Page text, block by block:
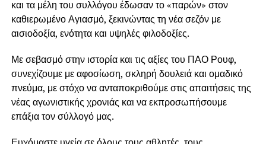
και τα μέλη του συλλόγου έδωσαν το «παρών» στον
καθιερωμένο Αγιασμό, ξεκινώντας τη νέα σεζόν με
αισιοδοξία, ενότητα και υψηλές φιλοδοξίες.
Με σεβασμό στην ιστορία και τις αξίες του ΠΑΟ Ρουφ,
συνεχίζουμε με αφοσίωση, σκληρή δουλειά και ομαδικό
πνεύμα, με στόχο να ανταποκριθούμε στις απαιτήσεις της
νέας αγωνιστικής χρονιάς και να εκπροσωπήσουμε
επάξια τον σύλλογό μας.